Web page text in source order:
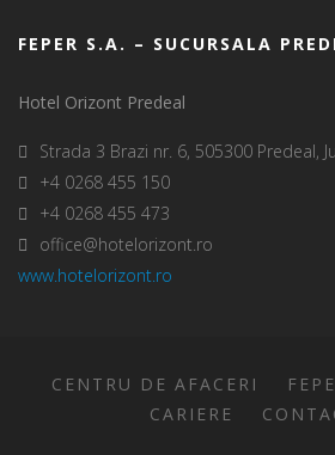
FEPER S.A. – SUCURSALA
Hotel Orizont Predeal
Strada 3 Brazi nr. 6, 505300 Predeal,
+4 0268 455 150
+4 0268 455 473
office@hotelorizont.ro
www.hotelorizont.ro
CENTRU DE AFACERI
CARIERE